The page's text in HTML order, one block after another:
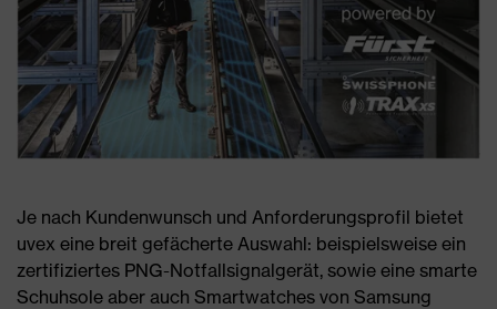
Je nach Kundenwunsch und Anforderungsprofil bietet
uvex eine breit gefächerte Auswahl: beispielsweise ein
zertifiziertes PNG-Notfallsignalgerät, sowie eine smarte
Schuhsole aber auch Smartwatches von Samsung